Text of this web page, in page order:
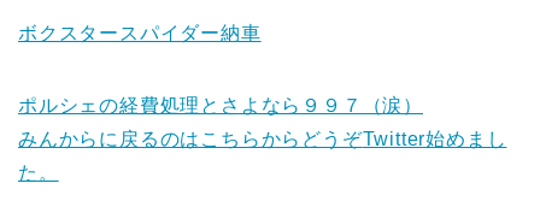
ボクスタースパイダー納車
ポルシェの経費処理とさよなら９９７（涙）
みんからに戻るのはこちらからどうぞTwitter始めまし
た。